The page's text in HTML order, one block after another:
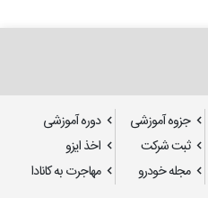
جزوه آموزشی
دوره آموزشی
ثبت شرکت
اخذ ایزو
مجله خودرو
مهاجرت به کانادا